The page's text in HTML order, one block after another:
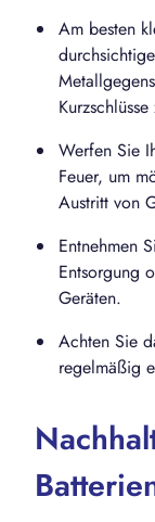
Am besten
Werfen Sie
Feuer, um
Austritt von
Entnehmen
Entsorgung
Geräten.
Achten Sie
regelmäßig